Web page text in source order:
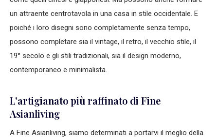
un attraente centrotavola in una casa in stile occidentale. E
poiché i loro disegni sono completamente senza tempo,
possono completare sia il vintage, il retro, il vecchio stile, il
19° secolo e gli stili tradizionali, sia il design moderno,
contemporaneo e minimalista.
L'artigianato più raffinato di Fine
Asianliving
A Fine Asianliving, siamo determinati a portarvi il meglio della